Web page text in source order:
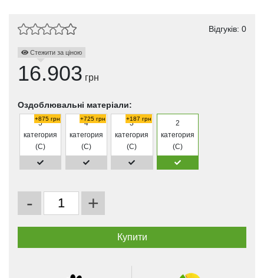
Відгуків: 0
Стежити за ціною
16.903 грн
Оздоблювальні матеріали:
5
категория
(C)
+875 грн
4
категория
(C)
+725 грн
3
категория
(C)
+187 грн
2
категория
(C)
- +